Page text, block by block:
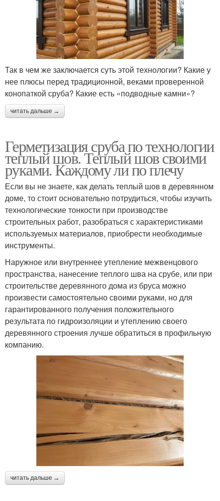
Так в чем же заключается суть этой технологии? Какие у
нее плюсы перед традиционной, веками проверенной
конопаткой сруба? Какие есть «подводные камни»?
читать дальше →
Герметизация сруба по технологии
теплый шов. Теплый шов своими
руками. Каждому ли по плечу
Если вы не знаете, как делать теплый шов в деревянном
доме, то стоит основательно потрудиться, чтобы изучить
технологические тонкости при производстве
строительных работ, разобраться с характеристиками
используемых материалов, приобрести необходимые
инструменты.
Наружное или внутреннее утепление межвенцового
пространства, нанесение теплого шва на срубе, или при
строительстве деревянного дома из бруса можно
произвести самостоятельно своими руками, но для
гарантированного получения положительного
результата по гидроизоляции и утеплению своего
деревянного строения лучше обратиться в профильную
компанию.
читать дальше →